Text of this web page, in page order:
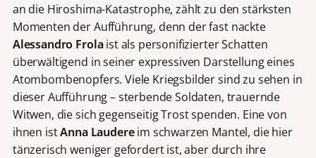
an die Hiroshima-Katastrophe, zählt zu den stärksten
Momenten der Aufführung, denn der fast nackte
Alessandro Frolaist als personifizierter Schatten
überwältigend in seiner expressiven Darstellung eines
Atombombenopfers. Viele Kriegsbilder sind zu sehen in
dieser Aufführung – sterbende Soldaten, trauernde
Witwen, die sich gegenseitig Trost spenden. Eine von
ihnen istAnna Laudereim schwarzen Mantel, die hier
tänzerisch weniger gefordert ist, aber durch ihre